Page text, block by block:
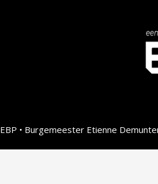
EBP • Burgemeester Etienne